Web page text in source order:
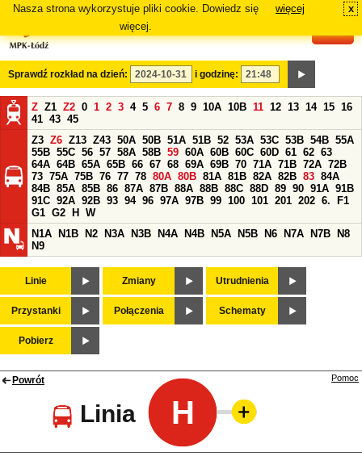
Nasza strona wykorzystuje pliki cookie. Dowiedz się
więcej.
więcej x
Sprawdź rozkład na dzień: i godzinę:
Z Z1 Z2 0 1 2 3 4 5 6 7 8 9 10A 10B 11 12 13 14 15 16
41 43 45
Z3 Z6 Z13 Z43 50A 50B 51A 51B 52 53A 53C 53B 54B 55A
55B 55C 56 57 58A 58B 59 60A 60B 60C 60D 61 62 63
64A 64B 65A 65B 66 67 68 69A 69B 70 71A 71B 72A 72B
73 75A 75B 76 77 78 80A 80B 81A 81B 82A 82B 83 84A
84B 85A 85B 86 87A 87B 88A 88B 88C 88D 89 90 91A 91B
91C 92A 92B 93 94 96 97A 97B 99 100 101 201 202 6.
F1
G1 G2 H
W
N1A
N1B N2 N3A N3B N4A N4B N5A N5B N6 N7A N7B
N8
N9
Linie Zmiany Utrudnienia
Przystanki Połączenia Schematy
Pobierz
Powrót
Linia H
Pomoc